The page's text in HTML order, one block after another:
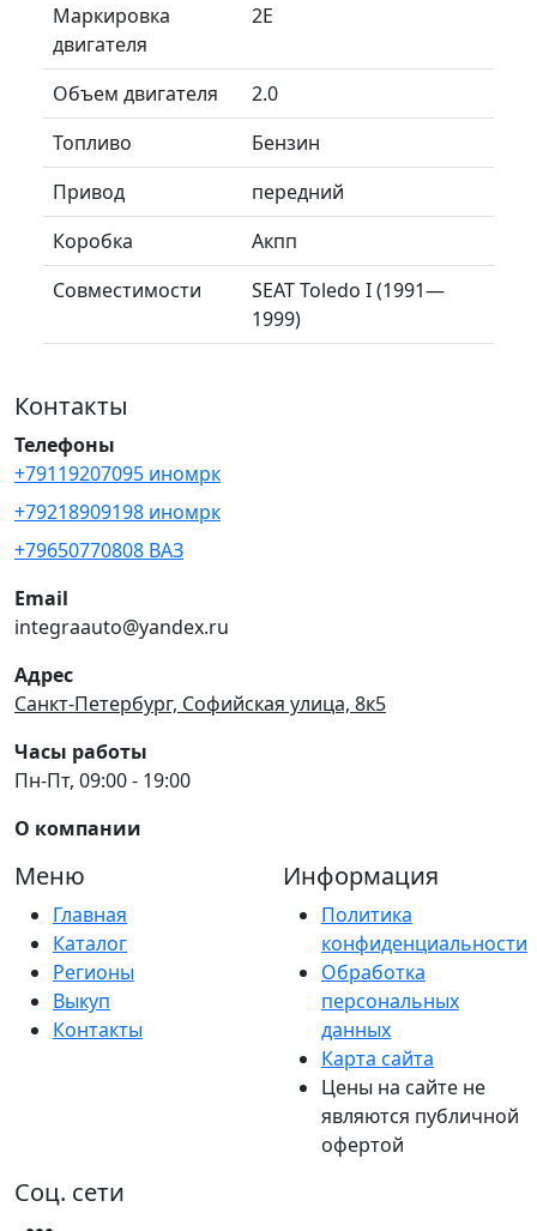
Маркировка
двигателя
2E
Объем двигателя
2.0
Топливо
Бензин
Привод
передний
Коробка
Акпп
Совместимости
SEAT Toledo I (1991—
1999)
Контакты
Телефоны
+79119207095 иномрк
+79218909198 иномрк
+79650770808 ВАЗ
Email
integraauto@yandex.ru
Адрес
Санкт-Петербург, Софийская улица, 8к5
Часы работы
Пн-Пт, 09:00 - 19:00
О компании
Меню
Главная
Каталог
Регионы
Выкуп
Контакты
Информация
Политика
конфиденциальности
Обработка
персональных
данных
Карта сайта
Цены на сайте не
являются публичной
офертой
Соц. сети